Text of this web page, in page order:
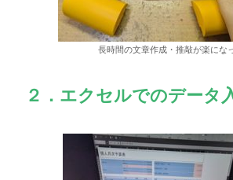
長時間の文章作成・推敲が楽にな
２．エクセルでのデータ